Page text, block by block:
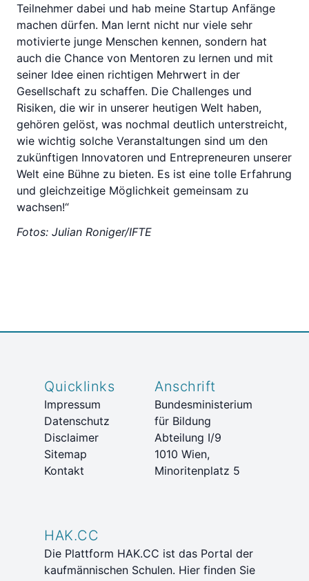
Teilnehmer dabei und hab meine Startup Anfänge
machen dürfen. Man lernt nicht nur viele sehr
motivierte junge Menschen kennen, sondern hat
auch die Chance von Mentoren zu lernen und mit
seiner Idee einen richtigen Mehrwert in der
Gesellschaft zu schaffen. Die Challenges und
Risiken, die wir in unserer heutigen Welt haben,
gehören gelöst, was nochmal deutlich unterstreicht,
wie wichtig solche Veranstaltungen sind um den
zukünftigen Innovatoren und Entrepreneuren unserer
Welt eine Bühne zu bieten. Es ist eine tolle Erfahrung
und gleichzeitige Möglichkeit gemeinsam zu
wachsen!“
Fotos: Julian Roniger/IFTE
Quicklinks
Impressum
Datenschutz
Disclaimer
Sitemap
Kontakt
Anschrift
Bundesministerium
für Bildung
Abteilung I/9
1010 Wien,
Minoritenplatz 5
HAK.CC
Die Plattform HAK.CC ist das Portal der
kaufmännischen Schulen. Hier finden Sie